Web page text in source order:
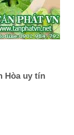
Hòa uy tín